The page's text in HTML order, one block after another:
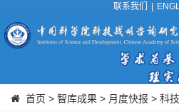
联系我们
首页 > 智库成果 > 月度快报 > 科